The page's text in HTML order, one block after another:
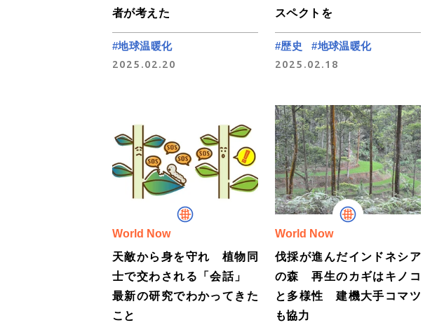
者が考えた
#地球温暖化
2025.02.20
スペクトを
#歴史
#地球温暖化
2025.02.18
World Now
天敵から身を守れ 植物同
士で交わされる「会話」
最新の研究でわかってきた
こと
World Now
伐採が進んだインドネシア
の森 再生のカギはキノコ
と多様性 建機大手コマツ
も協力